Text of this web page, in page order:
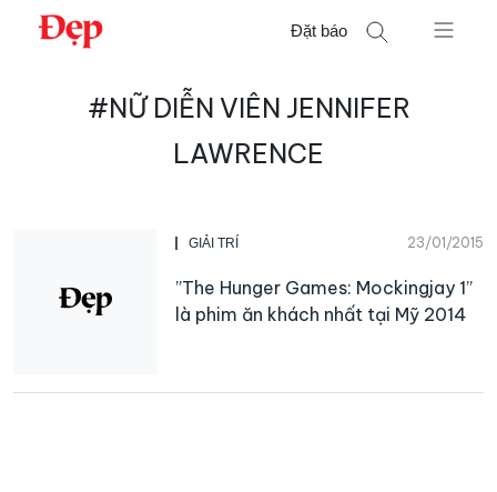
Chuyển
Đặt báo
#NỮ DIỄN VIÊN JENNIFER
LAWRENCE
GIẢI TRÍ 23/01/2015
”The Hunger Games: Mockingjay 1”
là phim ăn khách nhất tại Mỹ 2014